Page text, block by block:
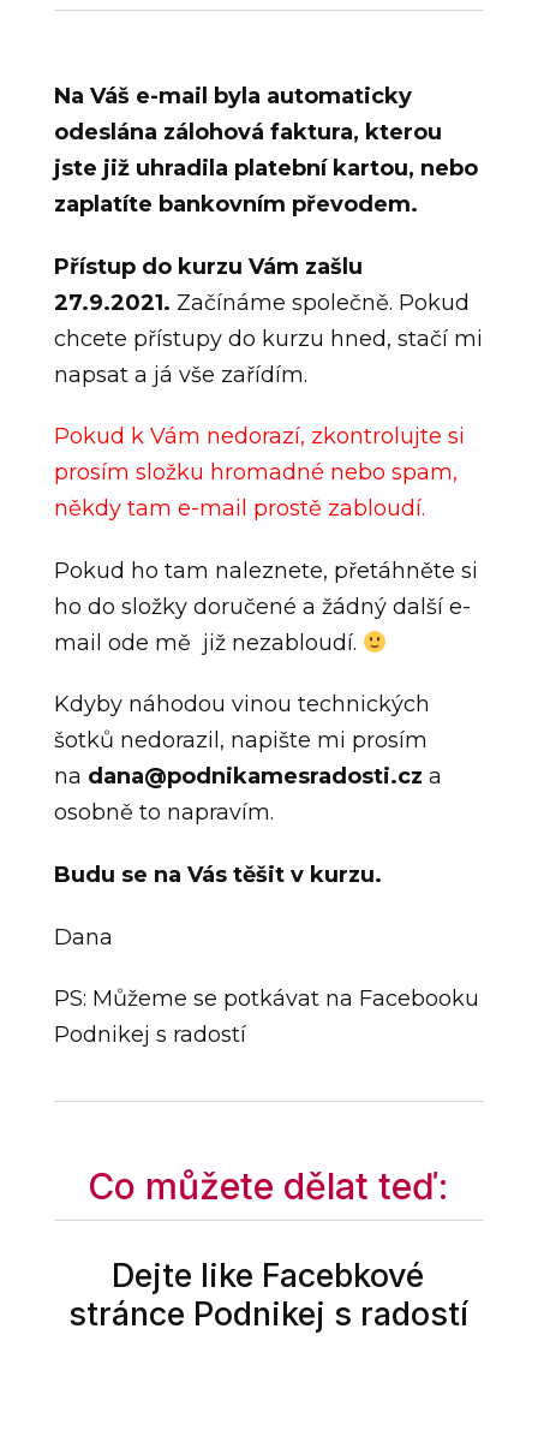
Na Váš e-mail byla automaticky
odeslána zálohová faktura, kterou
jste již uhradila platební kartou, nebo
zaplatíte bankovním převodem.
Přístup do kurzu Vám zašlu
27.9.2021. Začínáme společně. Pokud
chcete přístupy do kurzu hned, stačí mi
napsat a já vše zařídím.
Pokud k Vám nedorazí, zkontrolujte si
prosím složku hromadné nebo spam,
někdy tam e-mail prostě zabloudí.
Pokud ho tam naleznete, přetáhněte si
ho do složky doručené a žádný další e-
mail ode mě již nezabloudí.
Kdyby náhodou vinou technických
šotků nedorazil, napište mi prosím
na dana@podnikamesradosti.cz a
osobně to napravím.
Budu se na Vás těšit v kurzu.
Dana
PS: Můžeme se potkávat na Facebooku
Podnikej s radostí
Co můžete dělat teď:
Dejte like Facebkové
stránce Podnikej s radostí